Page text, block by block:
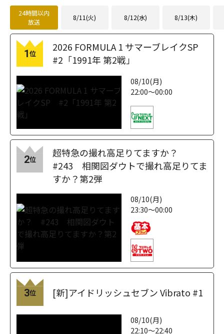
24時間以内
放送
8/11(火) 8/12(水) 8/13(木)
1 位
2026 FORMULA 1 サマーブレイクSP
#2「1991年 第2戦」
08/10(月)
22:00～00:00
2位
超特急の撮れ高足りてますか？
#243 相関図ダウトで撮れ高足りてま
すか？第2弾
08/10(月)
23:30～00:00
3位 [新]アイドリッシュセブン Vibrato #1
08/10(月)
22:10～22:40